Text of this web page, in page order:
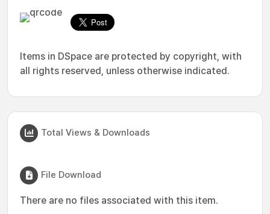
Items in DSpace are protected by copyright, with
all rights reserved, unless otherwise indicated.
Total Views & Downloads
File Download
There are no files associated with this item.